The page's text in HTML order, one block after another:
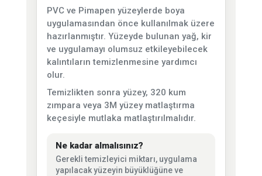
PVC ve Pimapen yüzeylerde boya
uygulamasından önce kullanılmak üzere
hazırlanmıştır. Yüzeyde bulunan yağ, kir
ve uygulamayı olumsuz etkileyebilecek
kalıntıların temizlenmesine yardımcı
olur.
Temizlikten sonra yüzey, 320 kum
zımpara veya 3M yüzey matlaştırma
keçesiyle mutlaka matlaştırılmalıdır.
Ne kadar almalısınız?
Gerekli temizleyici miktarı, uygulama
yapılacak yüzeyin büyüklüğüne ve